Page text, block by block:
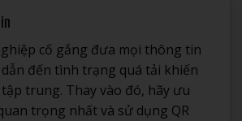
cố gắng đưa mọi thông tin
đến tình trạng quá tải khiến
trung. Thay vào đó, hãy ưu
trọng nhất và sử dụng QR